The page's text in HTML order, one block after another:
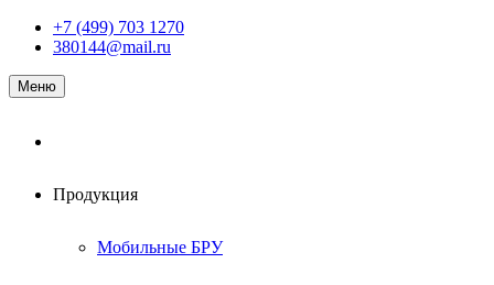
Наверх+7 (499) 703 1270
380144@mail.ru
Меню
Продукция
Мобильные БРУ